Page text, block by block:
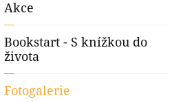
Akce
Bookstart - S knížkou do
života
Fotogalerie